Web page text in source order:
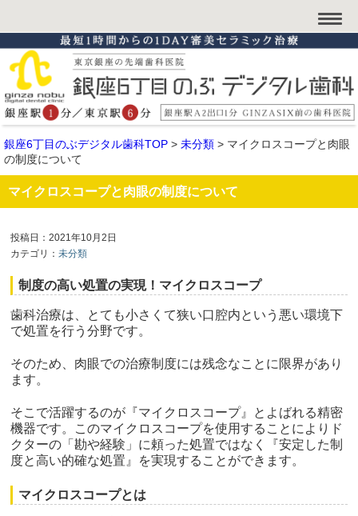
銀座6丁目のぶデジタル歯科TOP > 未分類 > マイクロスコープと肉眼
の制度について
マイクロスコープと肉眼の制度について
投稿日：2021年10月2日
カテゴリ：未分類
制度の高い処置の実現！マイクロスコープ
歯科治療は、とても小さくて狭い口腔内という悪い環境下
で処置を行う分野です。
そのため、肉眼での治療制度には残念なことに限界があり
ます。
そこで活躍するのが『マイクロスコープ』とよばれる精密
機器です。このマイクロスコープを使用することによりド
クターの「勘や経験」に頼った処置ではなく『安定した制
度と高い的確な処置』を実現することができます。
マイクロスコープとは